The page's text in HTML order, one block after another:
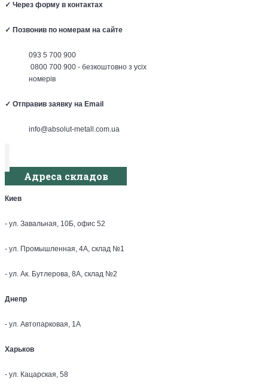
✓ Через форму в контактах
✓ Позвонив по номерам на сайте
093 5 700 900
0800 700 900 - безкоштовно з усіх
номерів
✓ Отправив заявку на Email
info@absolut-metall.com.ua
Адреса складов
Киев
- ул. Завальная, 10Б, офис 52
- ул. Промышленная, 4А, склад №1
- ул. Ак. Бутлерова, 8А, склад №2
Днепр
- ул. Автопарковая, 1А
Харьков
- ул. Кацарская, 58